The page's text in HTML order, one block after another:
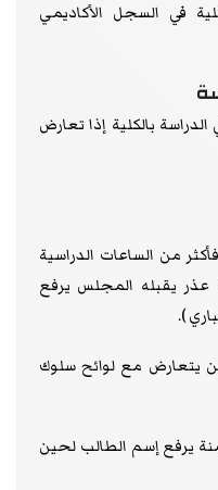
في السجل الأكاديمي
بالكلية إذا تعارض
الذي يتغيب عن 75% فأكثر من الساعات الدراسية
عذر يقبله المجلس يرفع
).
يتعارض مع لوائح سلوك
يرفع إسم الطالب لحين